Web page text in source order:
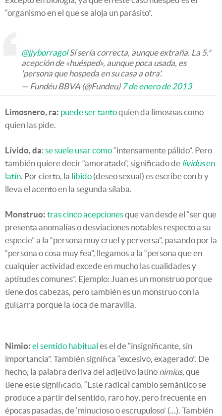
“organismo en el que se aloja un parásito”.
@jjyborragolSí sería correcta, aunque extraña. La 5.ª
acepción de «huésped», aunque poca usada, es
'persona que hospeda en su casa a otra'.
— Fundéu BBVA (@Fundeu) 7 de enero de 2013
Limosnero, ra: puede ser tantoquien da limosnas como
quien las pide.
Lívido, da: se suele usar como“intensamente pálido”. Pero
también quiere decir “amoratado”, significado de lividusen
latín. Por cierto, la libido (deseo sexual) es escribe con b y
lleva el acento en la segunda sílaba.
Monstruo: tras cinco acepcionesque van desde el “ser que
presenta anomalías o desviaciones notables respecto a su
especie” a la “persona muy cruel y perversa”, pasando por la
“persona o cosa muy fea”, llegamos a la “persona que en
cualquier actividad excede en mucho las cualidades y
aptitudes comunes”. Ejemplo: Juan es un monstruo porque
tiene dos cabezas, pero también es un monstruo con la
guitarra porque la toca de maravilla.
Nimio: el sentido habitual es el de “insignificante, sin
importancia”. También significa “excesivo, exagerado”. De
hecho, la palabra deriva del adjetivo latino nimius, que
tiene este significado. “Este radical cambio semántico se
produce a partir del sentido, raro hoy, pero frecuente en
épocas pasadas, de ‘minucioso o escrupuloso’ (...). También